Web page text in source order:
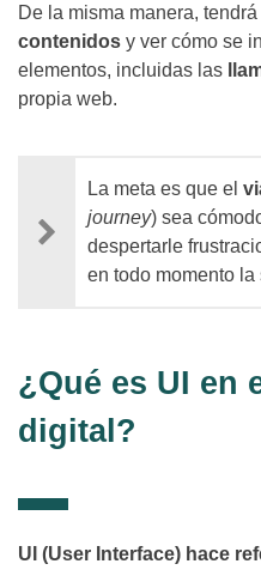
De la misma manera,
contenidos y ver cómo se
elementos, incluidas las
propia web.
La meta es que el
journey) sea
despertarle
en todo momento
¿Qué es UI en
digital?
UI (User Interface) hace